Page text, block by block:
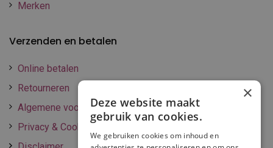
Merken
Verzenden en betalen
Online betalen
Retourneren
Algemene voorwaarden
Privacy & Cookie policy
×
Deze website maakt
gebruik van cookies.
We gebruiken cookies om inhoud en